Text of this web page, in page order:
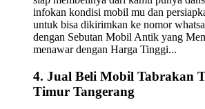
infokan kondisi mobil mu dan
untuk bisa dikirimkan ke nomor
dengan Sebutan Mobil Antik yang
menawar dengan Harga Tinggi...
4. Jual Beli Mobil Tabrakan
Timur Tangerang